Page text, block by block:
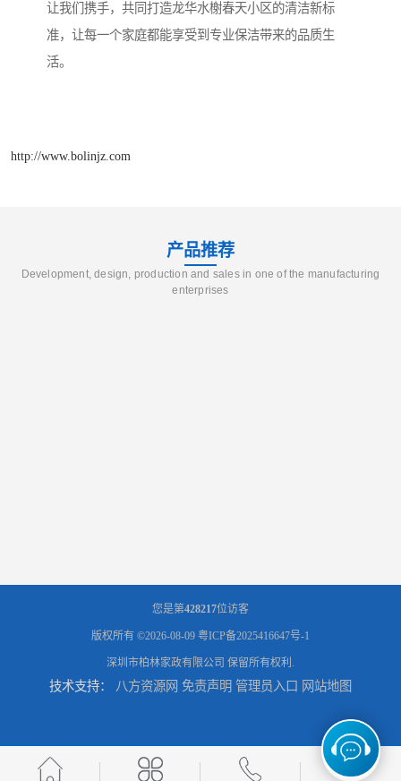
让我们携手，共同打造龙华水榭春天小区的清洁新标
准，让每一个家庭都能享受到专业保洁带来的品质生
活。
http://www.bolinjz.com
产品推荐
Development, design, production and sales in one of the manufacturing
enterprises
您是第428217位访客
版权所有 ©2026-08-09 粤ICP备2025416647号-1
深圳市柏林家政有限公司 保留所有权利.
技术支持： 八方资源网 免责声明 管理员入口 网站地图